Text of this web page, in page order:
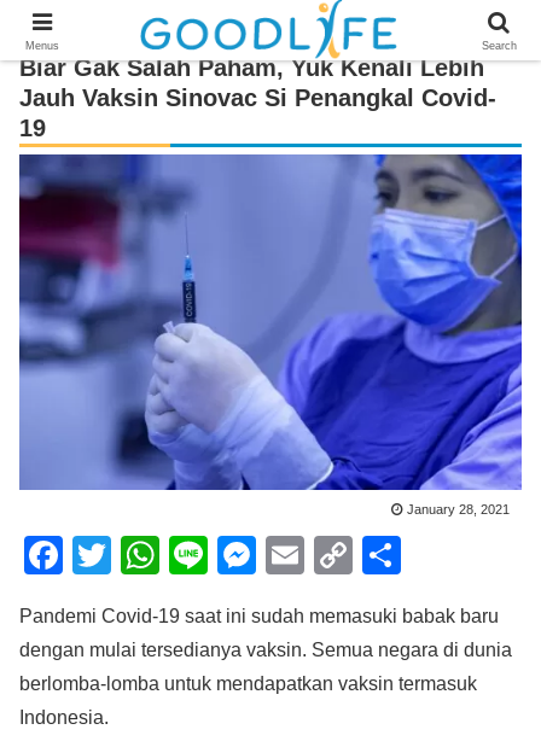
Biar Gak Salah Paham, Yuk Kenali Lebih
Jauh Vaksin Sinovac Si Penangkal Covid-
19
January 28, 2021
F
c
e
b
T
tt
er
W
at
s
Li
e
M
ss
e
E
ail
C
p
y
ar
e
Pandemi Covid-19 saat ini sudah memasuki babak baru
dengan mulai tersedianya vaksin. Semua negara di dunia
berlomba-lomba untuk mendapatkan vaksin termasuk
Indonesia.
Menus Search